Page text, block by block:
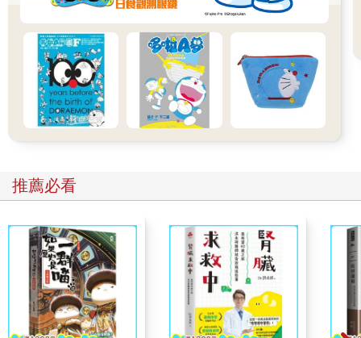
協商分析，取一個親子都能接受的方法。說不定就能從孩子討厭
的食物開始，開啟親子良性溝通的契機。
「葛瑞的囧日記」系列除了能讓孩子增進閱讀能力，以及讓父母
解析教養問題外，這種輕鬆逗趣的圖文小說其實更適合親子共
讀、針對不同情節討論自己的做法。本集中最重要的是，葛瑞的
日記幫助小讀者看懂說謊的連鎖反應，有助孩子建構說謊後的所
有狀況，讓孩子理解說謊不只是當下的謊言，還有背後一連串的
的爆笑日常中，享受共讀樂趣：大人可以遙想自己的青少年時
光，孩子則因深深同理而開懷大笑。
推薦必看